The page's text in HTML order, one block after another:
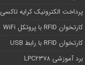
پرداخت الکترونیک کرایه تاکسی
کارتخوان RFID با پروتکل WiFi
کارتخوان RFID با رابط USB
برد آموزشی LPC۲۳۷۸